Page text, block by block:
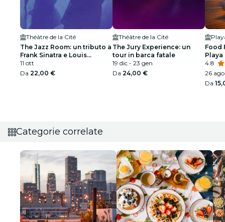
Théâtre de la Cité
The Jazz Room: un tributo a
Frank Sinatra e Louis
Armstrong
11 ott
Da 22,00 €
Théâtre de la Cité
The Jury Experience: un
tour in barca fatale
19 dic - 23 gen
Da 24,00 €
Food
Playa
4.8
26 ago
Da
Categorie correlate